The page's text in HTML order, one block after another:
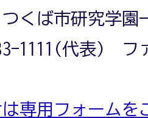
くば市研究学園
1111(代表) フ
専用フォームを